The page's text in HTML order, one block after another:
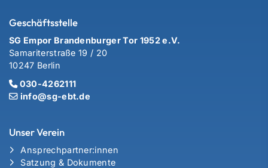
Geschäftsstelle
SG Empor Brandenburger Tor 1952 e.V.
Samariterstraße 19 / 20
10247 Berlin
030-4262111
info@sg-ebt.de
Unser Verein
Ansprechpartner:innen
Satzung & Dokumente